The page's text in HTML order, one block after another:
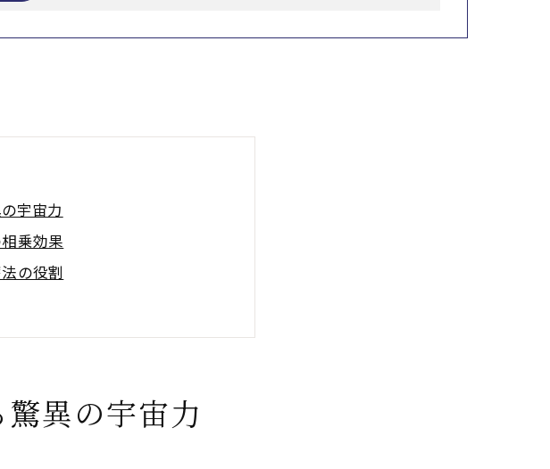
宇宙力
乗効果
の役割
する方法
法の実践
ラを調和させる
)の融合で難病に挑む
異の宇宙力